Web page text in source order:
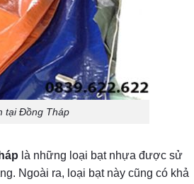
tại Đồng Tháp
là những loại bạt nhựa được sử
Ngoài ra, loại bạt này cũng có khả